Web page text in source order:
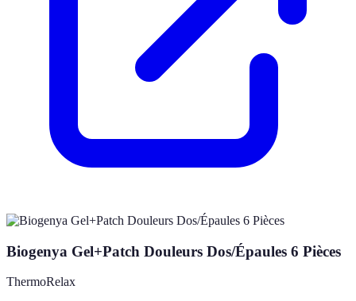
Biogenya Gel+Patch Douleurs Dos/Épaules 6 Pièces
ThermoRelax